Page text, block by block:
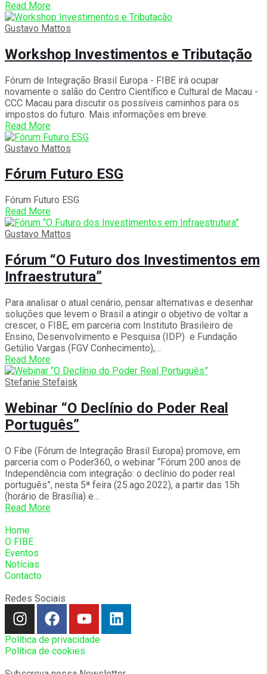
Read More
Gustavo Mattos
Workshop Investimentos e Tributação
Fórum de Integração Brasil Europa - FIBE irá ocupar
novamente o salão do Centro Científico e Cultural de Macau -
CCC Macau para discutir os possíveis caminhos para os
impostos do futuro. Mais informações em breve.
Read More
Gustavo Mattos
Fórum Futuro ESG
Fórum Futuro ESG
Read More
Gustavo Mattos
Fórum “O Futuro dos Investimentos em
Infraestrutura”
Para analisar o atual cenário, pensar alternativas e desenhar
soluções que levem o Brasil a atingir o objetivo de voltar a
crescer, o FIBE, em parceria com Instituto Brasileiro de
Ensino, Desenvolvimento e Pesquisa (IDP) e Fundação
Getúlio Vargas (FGV Conhecimento),…
Read More
Stefanie Stefaisk
Webinar “O Declínio do Poder Real
Português”
O Fibe (Fórum de Integração Brasil Europa) promove, em
parceria com o Poder360, o webinar “Fórum 200 anos de
Independência com integração: o declínio do poder real
português”, nesta 5ª feira (25.ago.2022), a partir das 15h
(horário de Brasília) e…
Read More
Home
O FIBE
Eventos
Notícias
Contacto
Redes Sociais
Política de privacidade
Política de cookies